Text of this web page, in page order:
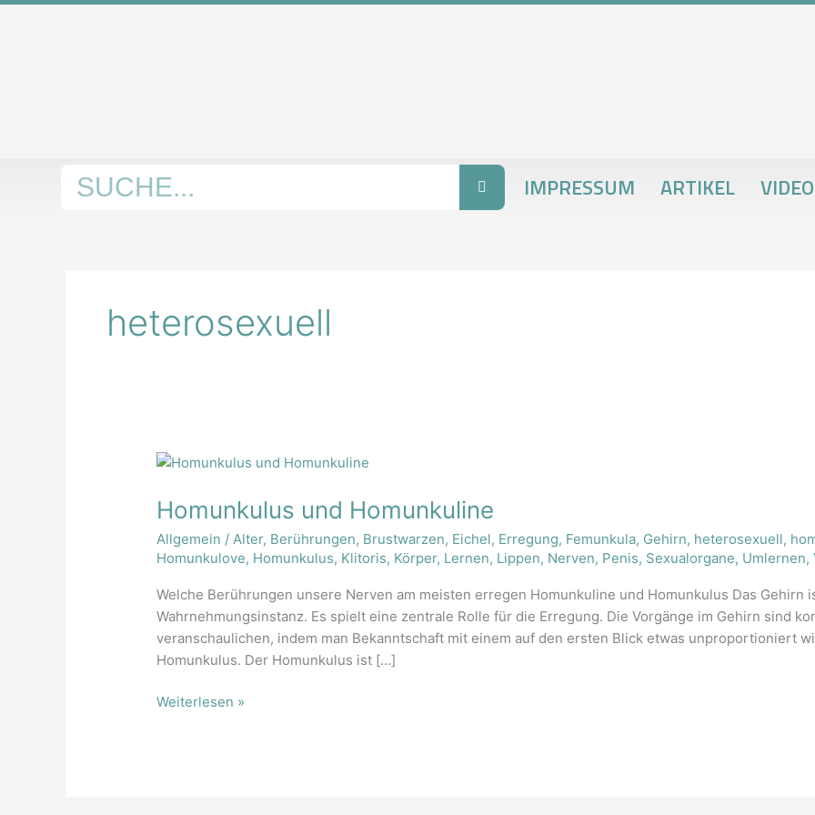
Zum
IMPRESSUM ARTIKEL
heterosexuell
Homunkulus und Homunkuline
Allgemein / Alter, Berührungen, Brustwarzen, Eichel, Erregung, Femunkula, Gehirn, heterosexuell,
Homunkulove, Homunkulus, Klitoris, Körper, Lernen, Lippen, Nerven, Penis, Sexualorgane, Umlernen,
Welche Berührungen unsere Nerven am meisten erregen Homunkuline und Homunkulus Das
Wahrnehmungsinstanz. Es spielt eine zentrale Rolle für die Erregung. Die Vorgänge im Gehirn sind
veranschaulichen, indem man Bekanntschaft mit einem auf den ersten Blick etwas unproportioniert
Homunkulus. Der Homunkulus ist […]
Homunkulus
Homunkuline
Weiterlesen »